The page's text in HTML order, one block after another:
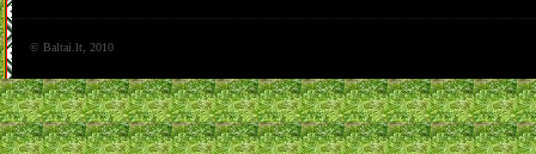
© Baltai.lt, 2010